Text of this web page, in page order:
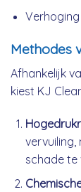
Methodes
Afhankelijk
kiest KJ
schade te